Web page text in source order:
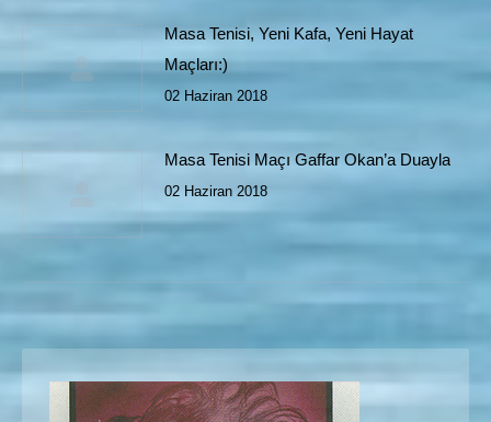
Masa Tenisi, Yeni Kafa, Yeni Hayat
Maçları:)
02 Haziran 2018
Masa Tenisi Maçı Gaffar Okan’a Duayla
02 Haziran 2018